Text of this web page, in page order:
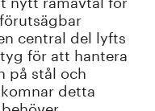
central del lyfts
för att hantera
på stål och
detta